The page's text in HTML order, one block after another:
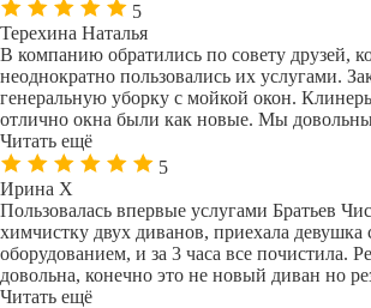
5
Терехина Наталья
В компанию обратились по совету друзей,
неоднократно пользовались их услугами.
генеральную уборку с мойкой окон.
отлично окна были как новые. Мы
Читать ещё
5
Ирина Х
Пользовалась впервые услугами Братьев
химчистку двух диванов, приехала
оборудованием, и за 3 часа все почистила.
довольна, конечно это не новый диван но
Читать ещё